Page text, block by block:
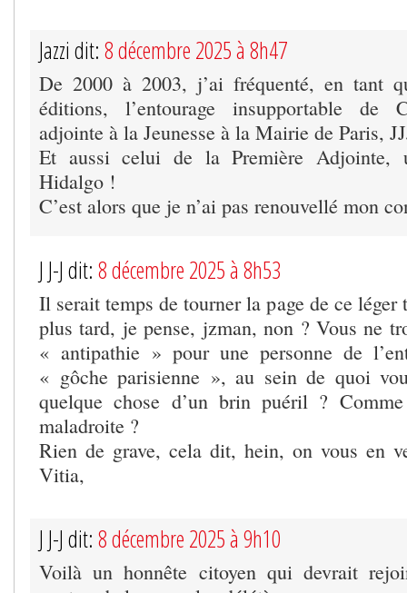
Jazzi dit: 8 décembre 2025 à 8h47
De 2000 à 2003, j’ai fréquenté, en tant
éditions, l’entourage insupportable de
adjointe à la Jeunesse à la Mairie de Paris,
Et aussi celui de la Première Adjointe,
Hidalgo !
C’est alors que je n’ai pas renouvellé mon
J J-J dit: 8 décembre 2025 à 8h53
Il serait temps de tourner la page de ce léger
plus tard, je pense, jzman, non ? Vous ne
« antipathie » pour une personne de
« gôche parisienne », au sein de quoi
quelque chose d’un brin puéril ?
maladroite ?
Rien de grave, cela dit, hein, on vous en
Vitia,
J J-J dit: 8 décembre 2025 à 9h10
Voilà un honnête citoyen qui devrait